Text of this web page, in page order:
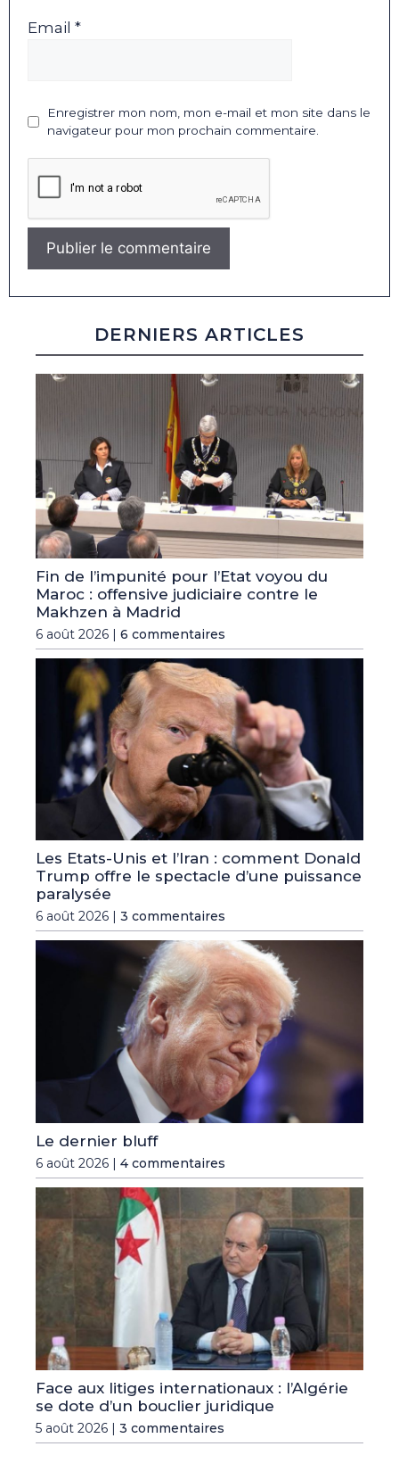
Email *
Enregistrer mon nom, mon e-mail et mon site dans le
navigateur pour mon prochain commentaire.
DERNIERS ARTICLES
Fin de l’impunité pour l’Etat voyou du
Maroc : offensive judiciaire contre le
Makhzen à Madrid
6 août 2026 | 6 commentaires
Les Etats-Unis et l’Iran : comment Donald
Trump offre le spectacle d’une puissance
paralysée
6 août 2026 | 3 commentaires
Le dernier bluff
6 août 2026 | 4 commentaires
Face aux litiges internationaux : l’Algérie
se dote d’un bouclier juridique
5 août 2026 | 3 commentaires